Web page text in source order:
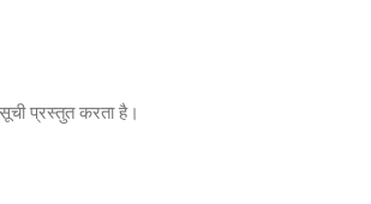
प्रस्तुत करता है।